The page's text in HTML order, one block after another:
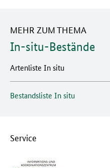
MEHR ZUM THEMA
In-situ-Bestände
Artenliste In situ
Bestandsliste In situ
Service